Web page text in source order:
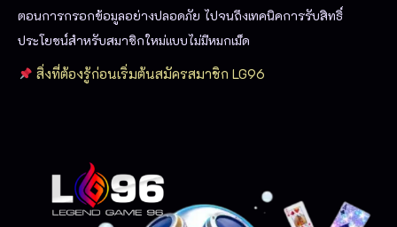
ตอนการกรอกข้อมูลอย่างปลอดภัย ไปจนถึงเทคนิคการรับสิทธิ์
ประโยชน์สำหรับสมาชิกใหม่แบบไม่มีหมกเม็ด
สิ่งที่ต้องรู้ก่อนเริ่มต้นสมัครสมาชิก LG96